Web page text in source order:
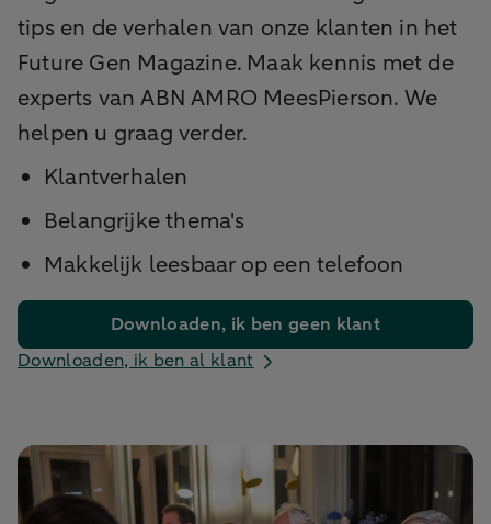
tips en de verhalen van onze klanten in het
Future Gen Magazine. Maak kennis met de
experts van ABN AMRO MeesPierson. We
helpen u graag verder.
Klantverhalen
Belangrijke thema's
Makkelijk leesbaar op een telefoon
Downloaden, ik ben geen klant
Downloaden, ik ben al klant